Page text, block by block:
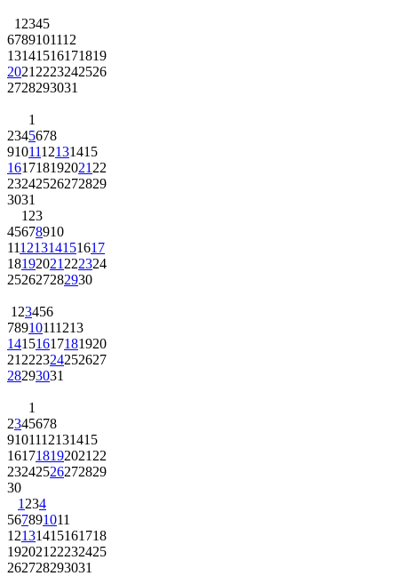
1 2345
6789101112
13141516171819
2021 2223242526
2728293031
1
2345678
9101112131415
161718192021 22
23242526272829
3031
1 23
45678910
11121314151617
18192021 222324
252627282930
1 23456
78910111213
14151617181920
21 222324252627
28293031
1
2345678
9101112131415
161718192021 22
23242526272829
30
1 234
567891011
12131415161718
192021 22232425
262728293031